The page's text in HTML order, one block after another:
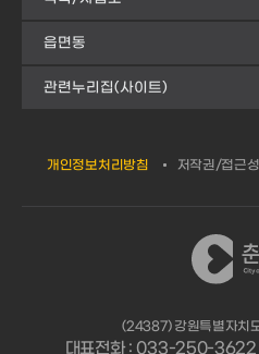
읍면동
관련누리집(사이트)
개인정보처리방침 저작권/접근
(24387) 강원특별자치
대표전화 : 033-250-